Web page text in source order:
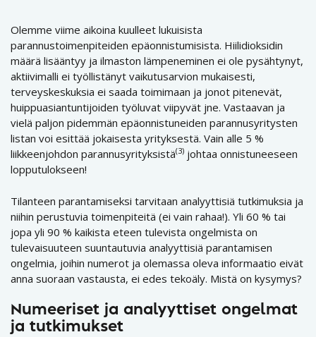
Olemme viime aikoina kuulleet lukuisista
parannustoimenpiteiden epäonnistumisista. Hiilidioksidin
määrä lisääntyy ja ilmaston lämpeneminen ei ole pysähtynyt,
aktiivimalli ei työllistänyt vaikutusarvion mukaisesti,
terveyskeskuksia ei saada toimimaan ja jonot pitenevät,
huippuasiantuntijoiden työluvat viipyvät jne. Vastaavan ja
vielä paljon pidemmän epäonnistuneiden parannusyritysten
listan voi esittää jokaisesta yrityksestä. Vain alle 5 %
liikkeenjohdon parannusyrityksistä(3) johtaa onnistuneeseen
lopputulokseen!
Tilanteen parantamiseksi tarvitaan analyyttisiä tutkimuksia ja
niihin perustuvia toimenpiteitä (ei vain rahaa!). Yli 60 % tai
jopa yli 90 % kaikista eteen tulevista ongelmista on
tulevaisuuteen suuntautuvia analyyttisiä parantamisen
ongelmia, joihin numerot ja olemassa oleva informaatio eivät
anna suoraan vastausta, ei edes tekoäly. Mistä on kysymys?
Numeeriset ja analyyttiset ongelmat
ja tutkimukset